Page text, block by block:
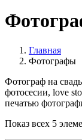
Главная
Фотографы
Фотограф на
фотосесии, love
печатью
Показ всех 5